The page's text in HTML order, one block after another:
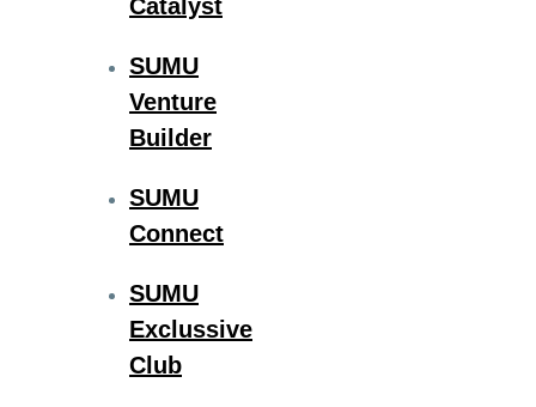
Catalyst
SUMU
Venture
Builder
SUMU
Connect
SUMU
Exclussive
Club